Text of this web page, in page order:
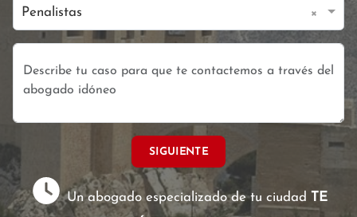
Penalistas ×
SIGUIENTE
Un abogado especializado de tu ciudad TE